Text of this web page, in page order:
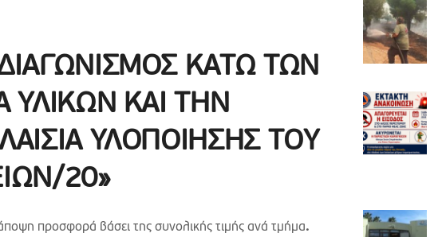
ΚΑΤΩ ΤΩΝ
ΥΛΙΚΩΝ ΚΑΙ ΤΗΝ
ΥΛΟΠΟΙΗΣΗΣ ΤΟΥ
20»
προσφορά βάσει της συνολικής τιμής ανά τμήμα.